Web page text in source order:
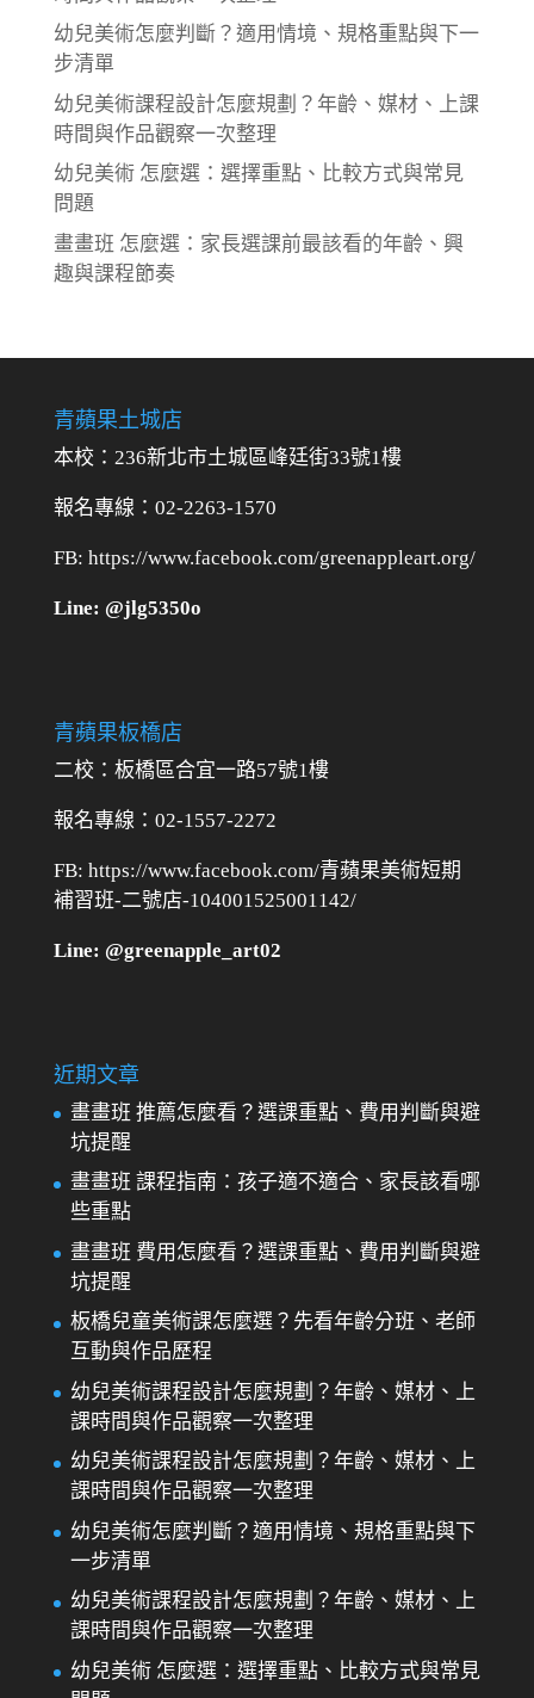
幼兒美術怎麼判斷？適用情境、規格重點與下一
步清單
幼兒美術課程設計怎麼規劃？年齡、媒材、上課
時間與作品觀察一次整理
幼兒美術 怎麼選：選擇重點、比較方式與常見
問題
畫畫班 怎麼選：家長選課前最該看的年齡、興
趣與課程節奏
青蘋果土城店
本校：236新北市土城區峰廷街33號1樓
報名專線：02-2263-1570
FB: https://www.facebook.com/greenappleart.org/
Line: @jlg5350o
青蘋果板橋店
二校： 板橋區合宜一路57號1樓
報名專線：02-1557-2272
FB: https://www.facebook.com/青蘋果美術短期
補習班-二號店-104001525001142/
Line: @greenapple_art02
近期文章
畫畫班 推薦怎麼看？選課重點、費用判斷與避
坑提醒
畫畫班 課程指南：孩子適不適合、家長該看哪
些重點
畫畫班 費用怎麼看？選課重點、費用判斷與避
坑提醒
板橋兒童美術課怎麼選？先看年齡分班、老師
互動與作品歷程
幼兒美術課程設計怎麼規劃？年齡、媒材、上
課時間與作品觀察一次整理
幼兒美術課程設計怎麼規劃？年齡、媒材、上
課時間與作品觀察一次整理
幼兒美術怎麼判斷？適用情境、規格重點與下
一步清單
幼兒美術課程設計怎麼規劃？年齡、媒材、上
課時間與作品觀察一次整理
幼兒美術 怎麼選：選擇重點、比較方式與常見